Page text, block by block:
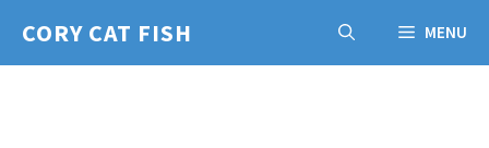
CORY CAT FISH MENU